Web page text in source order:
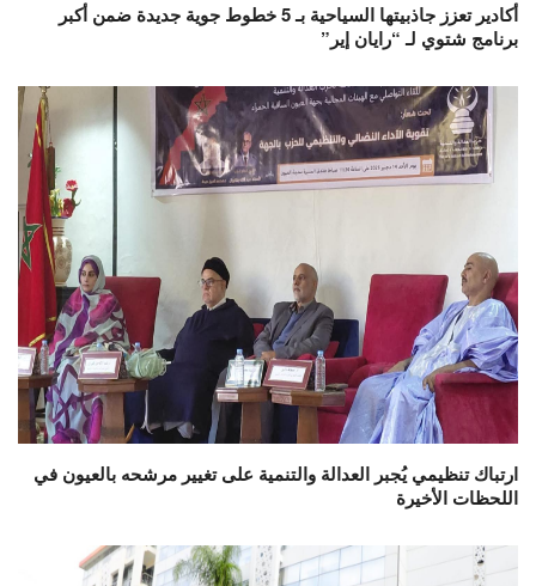
أكادير تعزز جاذبيتها السياحية بـ 5 خطوط جوية جديدة ضمن أكبر
برنامج شتوي لـ “رايان إير”
ارتباك تنظيمي يُجبر العدالة والتنمية على تغيير مرشحه بالعيون في
اللحظات الأخيرة